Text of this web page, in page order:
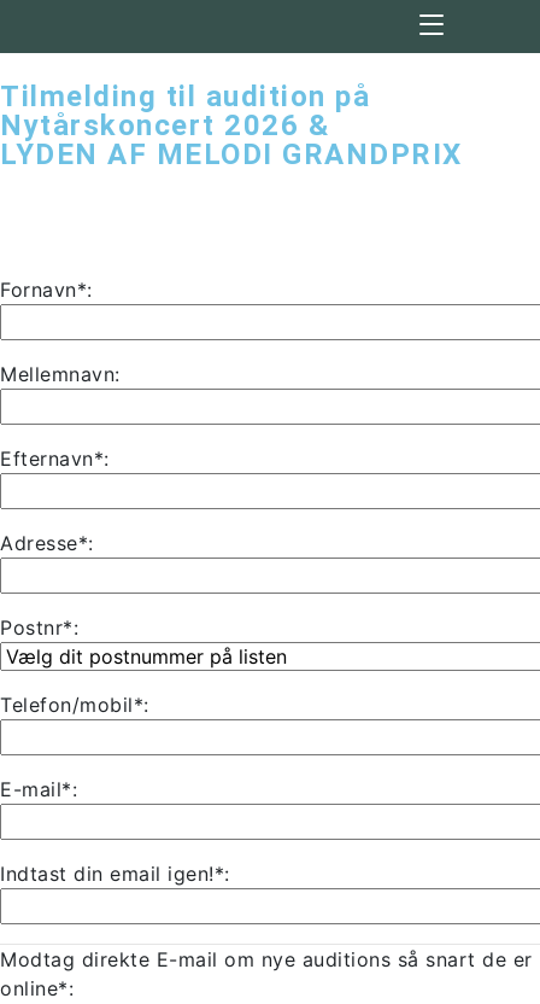
Tilmelding til audition på
Nytårskoncert 2026 &
LYDEN AF MELODI GRANDPRIX
Fornavn*:
Mellemnavn:
Efternavn*:
Adresse*:
Postnr*:
Telefon/mobil*:
E-mail*:
Indtast din email igen!*:
Modtag direkte E-mail om nye auditions så snart de er
online*: